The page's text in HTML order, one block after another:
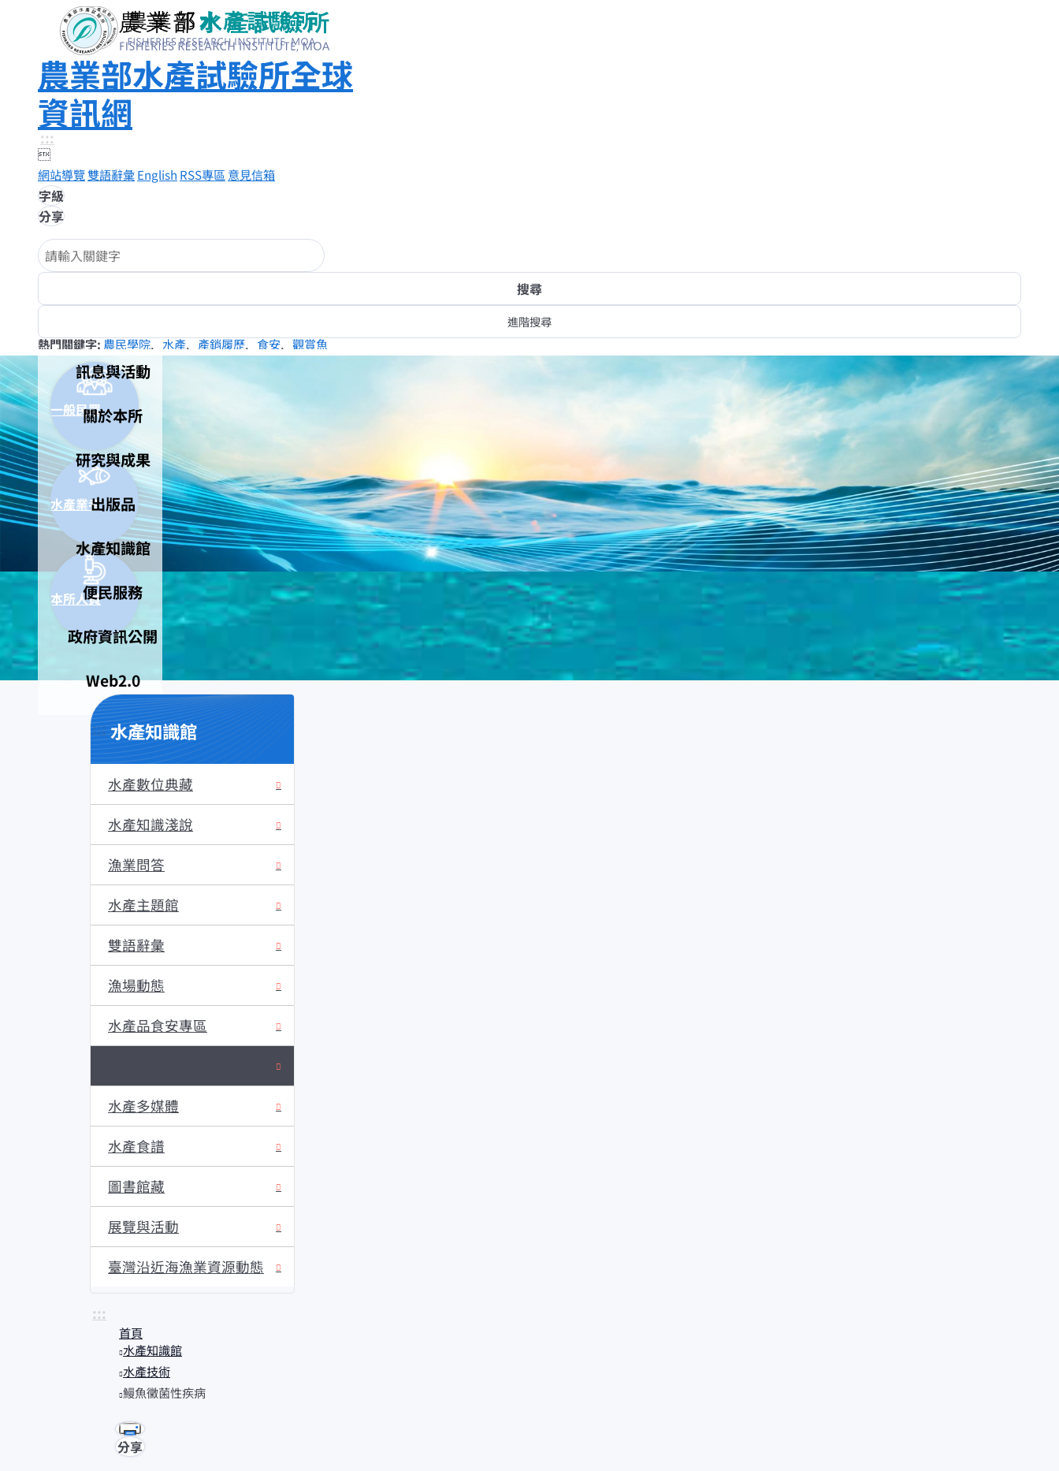
農業部水產試驗所全球
資訊網
:::

網站導覽雙語辭彙English RSS專區 意見信箱
字級
分享
熱門關鍵字 農民學院 水產 產銷履歷 食安 觀賞魚
訊息與活動
關於本所
研究與成果
出版品
水產知識館
便民服務
政府資訊公開
Web2.0
一般民眾
水產業者
本所人員
::: 水產知識館
水產數位典藏
水產知識淺說
漁業問答
水產主題館
雙語辭彙
漁場動態
水產品食安專區
水產多媒體
水產食譜
圖書館藏
展覽與活動
臺灣沿近海漁業資源動態
:::
首頁
水產知識館
水產技術
鰻魚黴菌性疾病
分享